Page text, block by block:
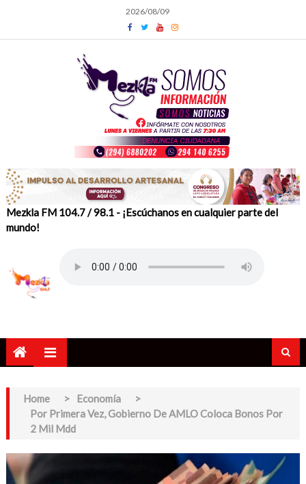
content
2026/08/09
Mezkla FM 104.7 / 98.1 - ¡Escúchanos en cualquier parte del
mundo!
Home > Economía
>
Por Primera Vez, Gobierno De AMLO Coloca Bonos Por
2 Mil Mdd